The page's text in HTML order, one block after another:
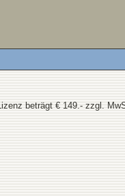
beträgt € 149.- zzgl.